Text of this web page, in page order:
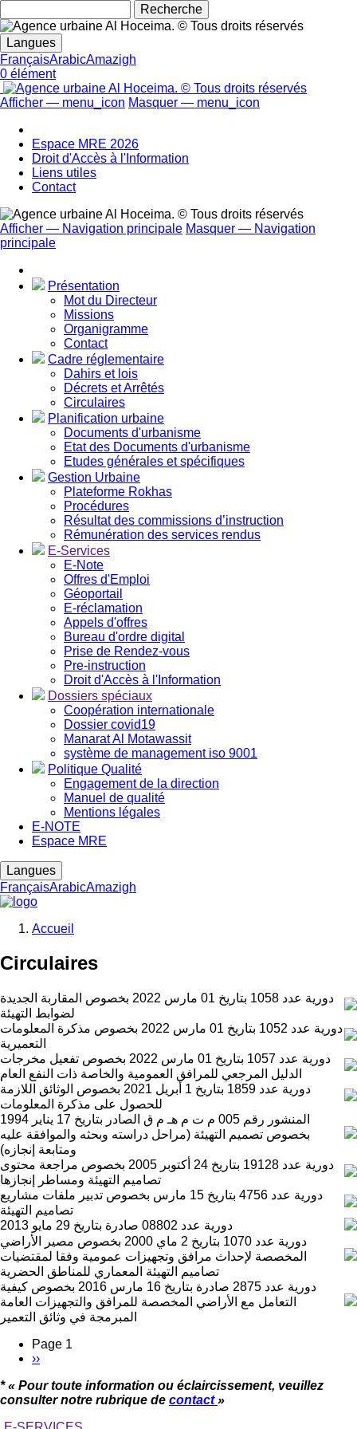
Langues
FrançaisArabicAmazigh
0 élément
Afficher — menu_icon Masquer — menu_icon
Espace MRE 2026
Droit d'Accès à l'Information
Liens utiles
Contact
Navigation
principale
Afficher — Navigation principale Masquer — Navigation
principale
Présentation
Mot du Directeur
Missions
Organigramme
Contact
Cadre réglementaire
Dahirs et lois
Décrets et Arrêtés
Circulaires
Planification urbaine
Documents d'urbanisme
Etat des Documents d'urbanisme
Etudes générales et spécifiques
Gestion Urbaine
Plateforme Rokhas
Procédures
Résultat des commissions d’instruction
Rémunération des services rendus
E-Services
E-Note
Offres d'Emploi
Géoportail
E-réclamation
Appels d'offres
Bureau d'ordre digital
Prise de Rendez-vous
Pre-instruction
Droit d'Accès à l'Information
Dossiers spéciaux
Coopération internationale
Dossier covid19
Manarat Al Motawassit
système de management iso 9001
Politique Qualité
Engagement de la direction
Manuel de qualité
Mentions légales
E-NOTE
Espace MRE
Langues
FrançaisArabicAmazigh
d'Ariane
Accueil
Circulaires
دورية عدد 1058 بتاريخ 01 مارس 2022 بخصوص المقاربة الجديدة
لضوابط التهيئة
دورية عدد 1052 بتاريخ 01 مارس 2022 بخصوص مذكرة المعلومات
التعميرية
دورية عدد 1057 بتاريخ 01 مارس 2022 بخصوص تفعيل مخرجات
الدليل المرجعي للمرافق العمومية والخاصة ذات النفع العام
دورية عدد 1859 بتاريخ 1 أبريل 2021 بخصوص الوثائق اللازمة
للحصول على مذكرة المعلومات
المنشور رقم 005 م ت م هـ م ق الصادر بتاريخ 17 يناير 1994
بخصوص تصميم التهيئة (مراحل دراسته وبحثه والموافقة عليه
ومتابعة إنجازه)
دورية عدد 19128 بتاريخ 24 أكتوبر 2005 بخصوص مراجعة محتوى
تصاميم التهيئة ومساطر إنجازها
دورية عدد 4756 بتاريخ 15 مارس بخصوص تدبير ملفات مشاريع
تصاميم التهيئة
دورية عدد 08802 صادرة بتاريخ 29 مايو 2013
دورية عدد 1070 بتاريخ 2 ماي 2000 بخصوص مصير الأراضي
المخصصة لإحداث مرافق وتجهيزات عمومية وفقا لمقتضيات
تصاميم التهيئة المعماري للمناطق الحضرية
دورية عدد 2875 صادرة بتاريخ 16 مارس 2016 بخصوص كيفية
التعامل مع الأراضي المخصصة للمرافق والتجهيزات العامة
المبرمجة في وثائق التعمير
Pagination
Page 1
Page
››
* « Pour toute information ou éclaircissement, veuillez
consulter notre rubrique de contact»